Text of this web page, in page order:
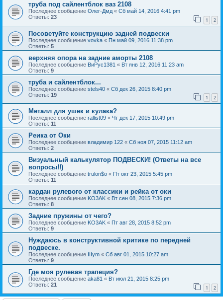
труба под сайлентблок ваз 2108
Последнее сообщение Олег-Дмд « Сб май 14, 2016 4:41 pm
Ответы: 23 1 2
Посоветуйте конструкцию задней подвески
Последнее сообщение vovka « Пн май 09, 2016 11:38 pm
Ответы: 5
верхняя опора на задние аморты 2108
Последнее сообщение ВиРус1381 « Вт янв 12, 2016 11:23 am
Ответы: 9
труба и сайлентблок...
Последнее сообщение stels40 « Сб дек 26, 2015 8:40 pm
Ответы: 19 1 2
Металл для ушек и кулака?
Последнее сообщение rallist09 « Чт дек 17, 2015 10:49 pm
Ответы: 11
Реика от Оки
Последнее сообщение владимир 122 « Сб ноя 07, 2015 11:12 am
Ответы: 2
Визуальный калькулятор ПОДВЕСКИ! (Ответы на все
вопросы!!)
Последнее сообщение trulon$o « Пт окт 23, 2015 5:45 pm
Ответы: 11
кардан рулевого от классики и рейка от оки
Последнее сообщение KO3AK « Вт сен 08, 2015 7:36 pm
Ответы: 8
Задние пружины от чего?
Последнее сообщение KO3AK « Пт авг 28, 2015 8:52 pm
Ответы: 9
Нуждаюсь в конструктивной критике по передней
подвеске.
Последнее сообщение IIIym « Сб авг 01, 2015 10:27 am
Ответы: 9
Где моя рулевая трапеция?
Последнее сообщение aka81 « Вт июл 21, 2015 8:25 pm
Ответы: 21 1 2